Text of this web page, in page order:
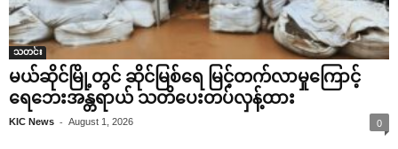
သတင်း
မယ်ဆိုင်မြို့တွင် ဆိုင်မြစ်ရေ မြင့်တက်လာမှုကြောင့်
ရေဘေးအန္တရာယ် သတိပေးတပ်လှန့်ထား
KIC News - August 1, 2026 0